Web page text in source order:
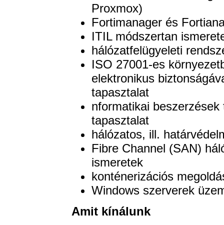
Proxmox)
Fortimanager és
ITIL módszertan
hálózatfelügyeleti
ISO 27001-es
elektronikus
tapasztalat
nformatikai
tapasztalat
hálózatos, ill.
Fibre Channel (SAN)
ismeretek
konténerizációs
Windows szerverek
Amit kínálunk